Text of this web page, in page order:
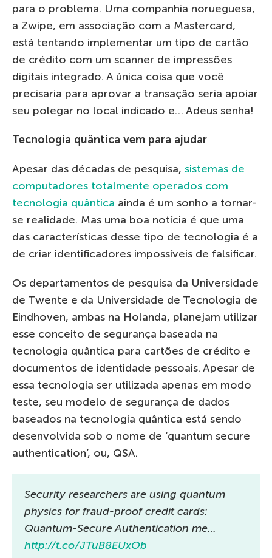
para o problema. Uma companhia norueguesa,
a Zwipe, em associação com a Mastercard,
está tentando implementar um tipo de cartão
de crédito com um scanner de impressões
digitais integrado. A única coisa que você
precisaria para aprovar a transação seria apoiar
seu polegar no local indicado e… Adeus senha!
Tecnologia quântica vem para ajudar
Apesar das décadas de pesquisa, sistemas de
computadores totalmente operados com
tecnologia quântica ainda é um sonho a tornar-
se realidade. Mas uma boa notícia é que uma
das características desse tipo de tecnologia é a
de criar identificadores impossíveis de falsificar.
Os departamentos de pesquisa da Universidade
de Twente e da Universidade de Tecnologia de
Eindhoven, ambas na Holanda, planejam utilizar
esse conceito de segurança baseada na
tecnologia quântica para cartões de crédito e
documentos de identidade pessoais. Apesar de
essa tecnologia ser utilizada apenas em modo
teste, seu modelo de segurança de dados
baseados na tecnologia quântica está sendo
desenvolvida sob o nome de ‘quantum secure
authentication’, ou, QSA.
Security researchers are using quantum
physics for fraud-proof credit cards:
Quantum-Secure Authentication me…
http://t.co/JTuB8EUxOb